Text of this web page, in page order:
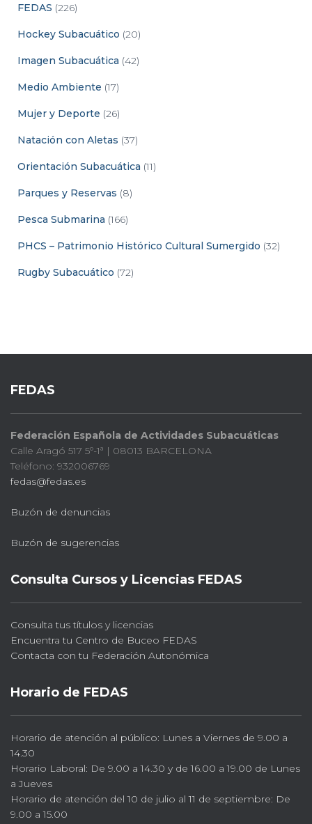
FEDAS (226)
Hockey Subacuático (20)
Imagen Subacuática (42)
Medio Ambiente (17)
Mujer y Deporte (26)
Natación con Aletas (37)
Orientación Subacuática (11)
Parques y Reservas (8)
Pesca Submarina (166)
PHCS – Patrimonio Histórico Cultural Sumergido (32)
Rugby Subacuático (72)
FEDAS
Federación Española de Actividades Subacuáticas
Calle Aragó 517 5º-1ª | 08013 BARCELONA
Teléfono: 932006769
fedas@fedas.es
Buzón de denuncias
Buzón de sugerencias
Consulta Cursos y Licencias FEDAS
Consulta tus títulos y licencias
Encuentra tu Centro de Buceo FEDAS
Contacta con tu Federación Autonómica
Horario de FEDAS
Horario de atención al público: Lunes a Viernes de 9.00 a
14.30
Horario Laboral: De 9.00 a 14.30 y de 16.00 a 19.00 de Lunes
a Jueves
Horario de atención del 10 de julio al 11 de septiembre: De
9.00 a 15.00